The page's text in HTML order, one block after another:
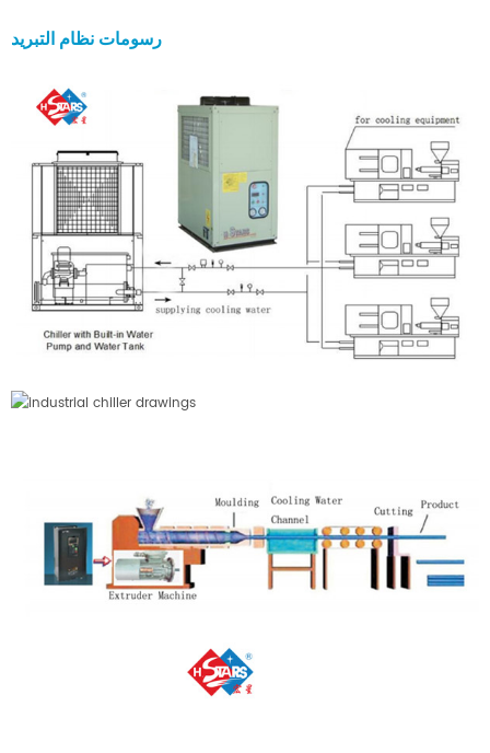
رسومات نظام التبريد